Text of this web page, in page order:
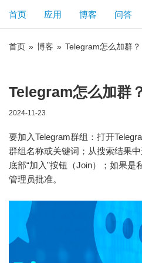
首页 应用 博客 问答
首页 » 博客 » Telegram怎么加群？
Telegram怎么加群
2024-11-23
要加入Telegram群组：打开
群组名称或关键词；从搜索结果
底部“加入”按钮（Join）；如果
管理员批准。